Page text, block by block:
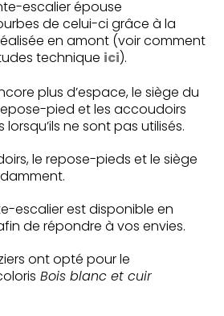
escalier épouse
de celui-ci grâce à la
en amont (voir comment
technique ici).
plus d’espace, le siège du
pied et les accoudoirs
ne sont pas utilisés.
le repose-pieds et le siège
escalier est disponible en
de répondre à vos envies.
ont opté pour le
Bois blanc et cuir